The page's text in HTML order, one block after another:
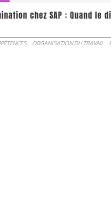
chez SAP : Quand le
ORGANISATION DU TRAVAIL